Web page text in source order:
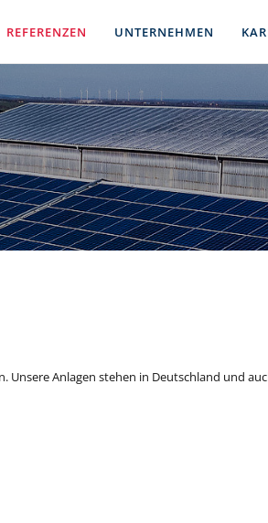
REFERENZEN UNTERNEHMEN
Anlagen stehen in Deutschland und